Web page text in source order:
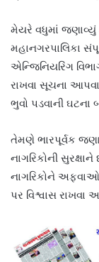
મેયરે વધુમાં જણાવ્યું
મહાનગરપાલિકા
એન્જિનિયરિંગ
રાખવા સૂચના
ભુવો પડવાની ઘટના
તેમણે ભારપૂર્વક
નાગરિકોની
નાગરિકોને અફવાઓ
પર વિશ્વાસ રાખવા